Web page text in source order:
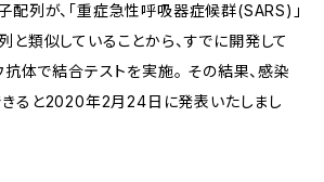
配列が、「重症急性呼吸器症候群(SARS)」
と類似していることから、すでに開発して
体で結合テストを実施。 その結果、感染
ると2020年2月24日に発表いたしまし